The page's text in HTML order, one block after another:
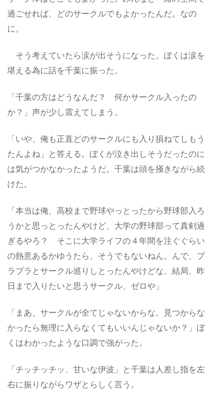
過ごせれば、どのサークルでもよかったんだ。なの
に。
そう考えていたら涙が出そうになった。ぼくは涙を
堪える為に話を千葉に振った。
「千葉の方はどうなんだ？ 何かサークル入ったの
か？」声が少し震えてしまう。
「いや、俺も正直どのサークルにも入り損ねてしもう
たんよね」と答える。ぼくが泣き出しそうだったのに
は気がつかなかったようだ。千葉は頭を掻きながら続
けた。
「本当は俺、高校まで野球やっとったから野球部入ろ
うかと思っとったんやけど、大学の野球部って真剣過
ぎるやろ？ そこに大学ライフの４年間を注ぐぐらい
の熱意あるかゆうたら、そうでもないねん。んで、プ
ラプラとサークル巡りしとったんやけどな、結局、昨
日まで入りたいと思うサークル、ゼロや」
「まあ、サークルが全てじゃないからな。見つからな
かったら無理に入らなくてもいいんじゃないか？」ぼ
くはわかったような口調で強がった。
「チッチッチッ、甘いな伊波」と千葉は人差し指を左
右に振りながらワザとらしく言う。